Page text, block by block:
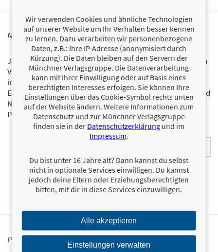
NEWSLETTER FINANZBUCH VERLAG
Ja, ich will mit dem kostenlosen Newsletter des FinanzBuch
Verlags über die aktuellen Trends im Finanzbereich
informiert bleiben.
Einmal pro Monat landen die aktuellsten Entwicklungen und
Neuerscheinungen via Newsletter direkt in Ihrem E-Mail-
Postfach.Bestellen Sie jetzt den FBV-Newsletter!
PRESSEKONTAKT
Wir verwenden Cookies und ähnliche Technologien
auf unserer Website um Ihr Verhalten besser kennen
zu lernen. Dazu verarbeiten wir personenbezogene
Daten, z.B.: Ihre IP-Adresse (anonymisiert durch
Kürzung). Die Daten bleiben auf den Servern der
Münchner Verlagsgruppe. Die Datenverarbeitung
kann mit Ihrer Einwilligung oder auf Basis eines
berechtigten Interesses erfolgen. Sie können Ihre
Einstellungen über das Cookie-Symbol rechts unten
auf der Website ändern. Weitere Informationen zum
Datenschutz und zur Münchner Verlagsgruppe
finden sie in der Datenschutzerklärung und im
Impressum.
Du bist unter 16 Jahre alt? Dann kannst du selbst
nicht in optionale Services einwilligen. Du kannst
jedoch deine Eltern oder Erziehungsberechtigten
bitten, mit dir in diese Services einzuwilligen.
Alle akzeptieren
Einstellungen verwalten